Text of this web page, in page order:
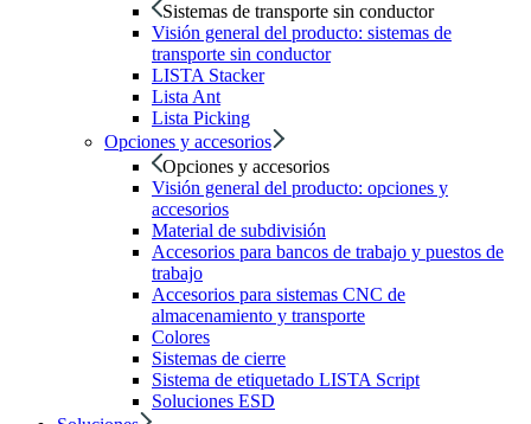
Sistemas de transporte sin conductor
Visión general del producto: sistemas de
transporte sin conductor
LISTA Stacker
Lista Ant
Lista Picking
Opciones y accesorios
Opciones y accesorios
Visión general del producto: opciones y
accesorios
Material de subdivisión
Accesorios para bancos de trabajo y puestos de
trabajo
Accesorios para sistemas CNC de
almacenamiento y transporte
Colores
Sistemas de cierre
Sistema de etiquetado LISTA Script
Soluciones ESD